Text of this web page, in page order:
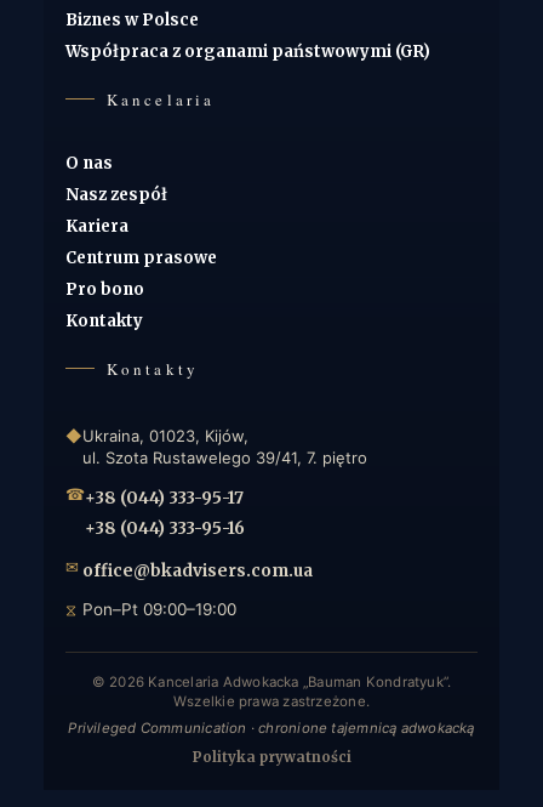
Biznes w Polsce
Współpraca z organami państwowymi (GR)
Kancelaria
O nas
Nasz zespół
Kariera
Centrum prasowe
Pro bono
Kontakty
Kontakty
◆Ukraina, 01023, Kijów,
ul. Szota Rustawelego 39/41, 7. piętro
☎+38 (044) 333-95-17
+38 (044) 333-95-16
✉ office@bkadvisers.com.ua
⧖ Pon–Pt 09:00–19:00
© 2026 Kancelaria Adwokacka „Bauman Kondratyuk”.
Wszelkie prawa zastrzeżone.
Privileged Communication · chronione tajemnicą adwokacką
Polityka prywatności